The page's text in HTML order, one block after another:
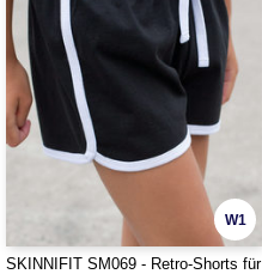
W1
SKINNIFIT SM069 - Retro-Shorts für